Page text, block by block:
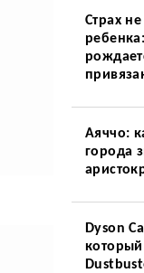
Страх
Аяччо:
города
Dyson
который